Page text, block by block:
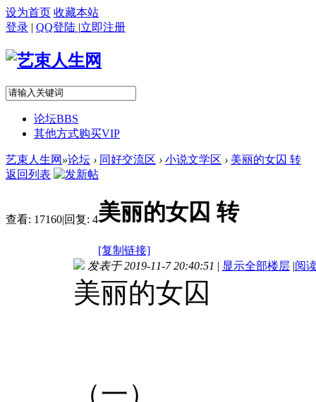
设为首页 收藏本站
登录 | QQ登陆 |立即注册
论坛BBS
其他方式购买VIP
艺束人生网 »论坛 › 同好交流区 › 小说文学区 › 美丽的女囚 转
返回列表
查看: 17160|回复: 4美丽的女囚 转
[复制链接]
发表于 2019-11-7 20:40:51 | 显示全部楼层 |阅
美丽的女囚
（一）